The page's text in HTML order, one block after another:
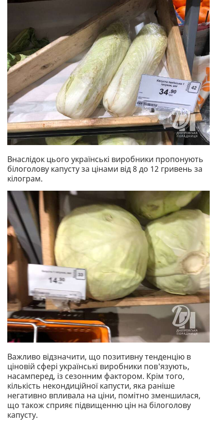
Внаслідок цього українські виробники пропонують
білоголову капусту за цінами від 8 до 12 гривень за
кілограм.
Важливо відзначити, що позитивну тенденцію в
ціновій сфері українські виробники пов'язують,
насамперед, із сезонним фактором. Крім того,
кількість некондиційної капусти, яка раніше
негативно впливала на ціни, помітно зменшилася,
що також сприяє підвищенню цін на білоголову
капусту.